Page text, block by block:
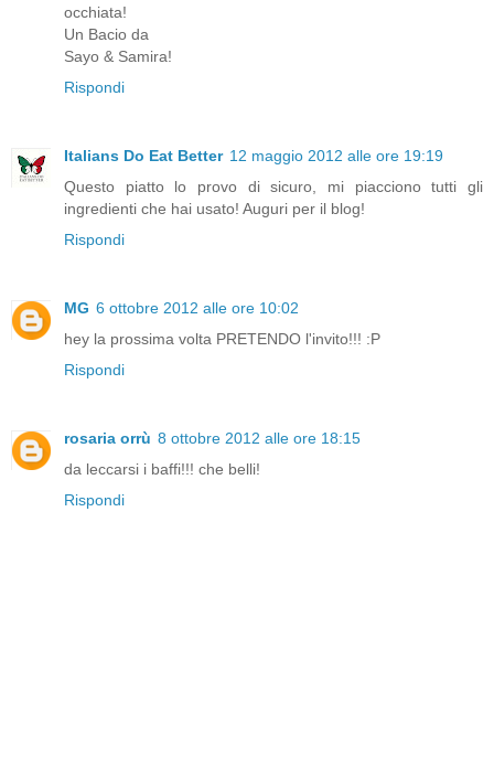
occhiata!
Un Bacio da
Sayo & Samira!
Rispondi
Italians Do Eat Better 12 maggio 2012 alle ore 19:19
Questo piatto lo provo di sicuro, mi piacciono tutti gli
ingredienti che hai usato! Auguri per il blog!
Rispondi
MG 6 ottobre 2012 alle ore 10:02
hey la prossima volta PRETENDO l'invito!!! :P
Rispondi
rosaria orrù 8 ottobre 2012 alle ore 18:15
da leccarsi i baffi!!! che belli!
Rispondi